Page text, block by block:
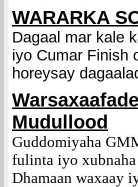
WARARKA
Dagaal mar kale
iyo Cumar Finish
horeysay
Mudullood
Guddomiyaha
fulinta iyo
Dhamaan waxaay